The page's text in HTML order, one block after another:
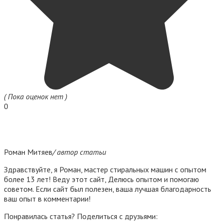
( Пока оценок нет )
0
Роман Митяев/ автор статьи
Здравствуйте, я Роман, мастер стиральных машин с опытом
более 13 лет! Веду этот сайт, Делюсь опытом и помогаю
советом. Если сайт был полезен, ваша лучшая благодарность
ваш опыт в комментарии!
Понравилась статья? Поделиться с друзьями: